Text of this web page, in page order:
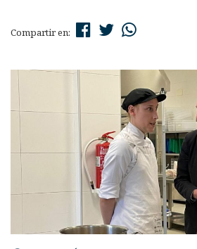
Compartir en: